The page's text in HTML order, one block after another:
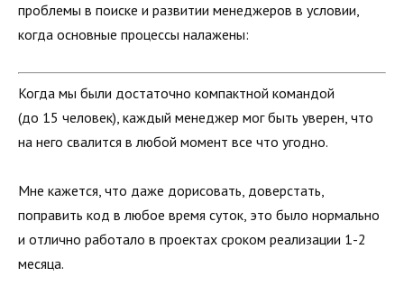
проблемы в поиске и развитии менеджеров в условии,
когда основные процессы налажены:
Когда мы были достаточно компактной командой
(до 15 человек), каждый менеджер мог быть уверен, что
на него свалится в любой момент все что угодно.
Мне кажется, что даже дорисовать, доверстать,
поправить код в любое время суток, это было нормально
и отлично работало в проектах сроком реализации 1-2
месяца.